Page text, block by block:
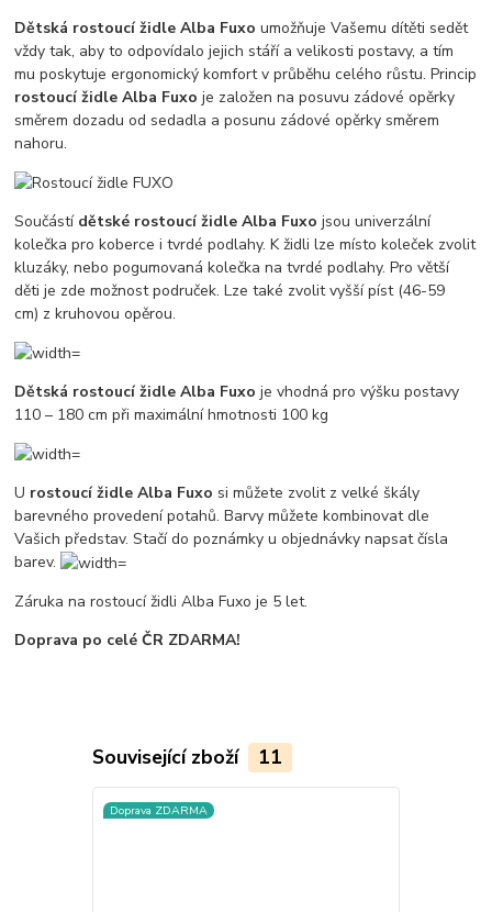
Dětská rostoucí židle Alba Fuxo umožňuje Vašemu dítěti sedět
vždy tak, aby to odpovídalo jejich stáří a velikosti postavy, a tím
mu poskytuje ergonomický komfort v průběhu celého růstu. Princip
rostoucí židle Alba Fuxo je založen na posuvu zádové opěrky
směrem dozadu od sedadla a posunu zádové opěrky směrem
nahoru.
Součástí dětské rostoucí židle Alba Fuxo jsou univerzální
kolečka pro koberce i tvrdé podlahy. K židli lze místo koleček zvolit
kluzáky, nebo pogumovaná kolečka na tvrdé podlahy. Pro větší
děti je zde možnost područek. Lze také zvolit vyšší píst (46-59
cm) z kruhovou opěrou.
Dětská rostoucí židle Alba Fuxo je vhodná pro výšku postavy
110 – 180 cm při maximální hmotnosti 100 kg
U rostoucí židle Alba Fuxo si můžete zvolit z velké škály
barevného provedení potahů. Barvy můžete kombinovat dle
Vašich představ. Stačí do poznámky u objednávky napsat čísla
barev.
Záruka na rostoucí židli Alba Fuxo je 5 let.
Doprava po celé ČR ZDARMA!
Související zboží 11
Doprava ZDARMA